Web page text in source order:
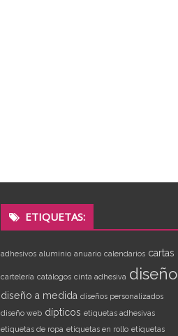
ETIQUETAS:
adhesivos aluminio anuario calendarios cartas
cartelería catálogos cinta adhesiva diseño
diseño a medida diseños personalizados
diseño web dípticos etiquetas adhesivas
etiquetas de ropa etiquetas en rollo etiquetas